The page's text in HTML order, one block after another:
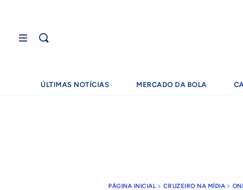
ÚLTIMAS NOTÍCIAS MERCADO DA BOLA
PÁGINA INICIAL CRUZEIRO NA MÍDIA